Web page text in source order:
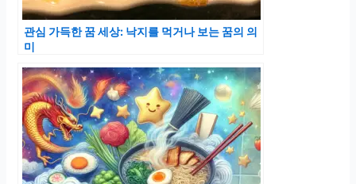
관심 가득한 꿈 세상: 낙지를 먹거나 보는 꿈의 의
미